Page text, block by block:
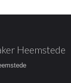
Heemstede